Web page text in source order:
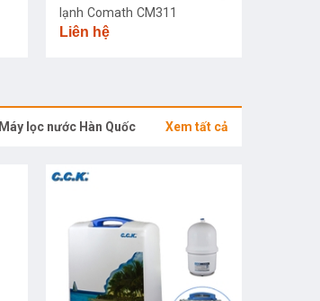
lạnh Comath CM311
Liên hệ
Máy lọc nước Hàn Quốc Xem tất cả